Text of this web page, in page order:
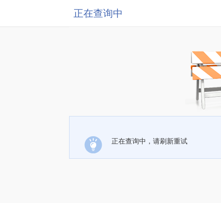
正在查询中
正在查询中，请刷新重试